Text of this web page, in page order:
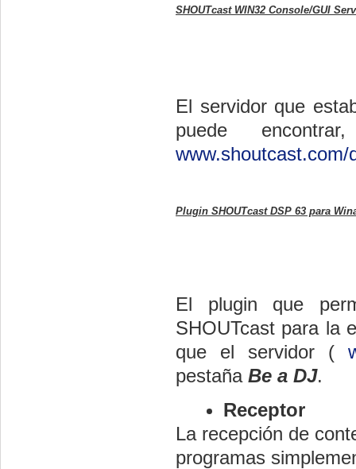
SHOUTcast WIN32 Console/GUI
El servidor que
puede
www.shoutcast.com/
Plugin SHOUTcast DSP 63 para
El plugin que
SHOUTcast para la
que el servidor (
pestaña Be a DJ.
Receptor
La recepción de
programas